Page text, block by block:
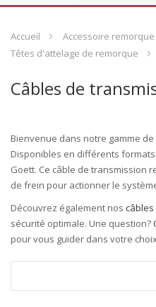
Accueil
Accessoire remorque
Têtes d'attelage de remorque
Câbles de
Bienvenue dans notre gamme de
Disponibles en différents
Goett. Ce câble de transmission
de frein pour actionner le
Découvrez également nos
sécurité optimale. Une question?
pour vous guider dans votre